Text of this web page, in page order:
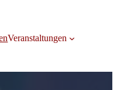
Veranstaltungen